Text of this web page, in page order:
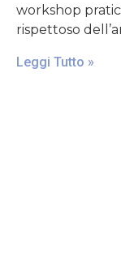
workshop
rispettoso
Leggi Tutto »